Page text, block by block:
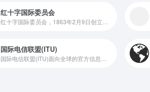
红十字国际委员会
国际电信联盟(ITU)